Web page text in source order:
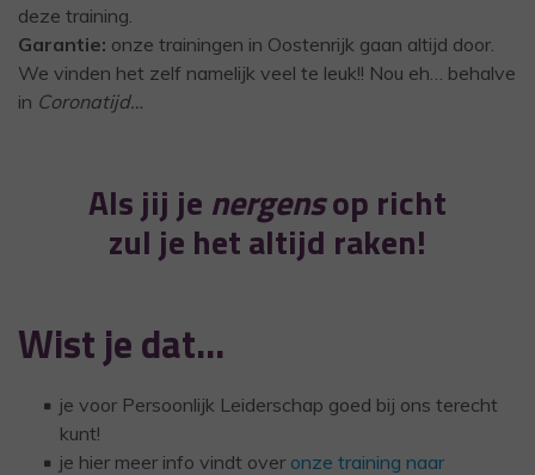
deze training.
Garantie: onze trainingen in Oostenrijk gaan altijd door.
We vinden het zelf namelijk veel te leuk!! Nou eh… behalve
in Coronatijd…
Als jij je nergensop richt
zul je het altijd raken!
Wist je dat…
je voor Persoonlijk Leiderschap goed bij ons terecht
kunt!
je hier meer info vindt over onze training naar